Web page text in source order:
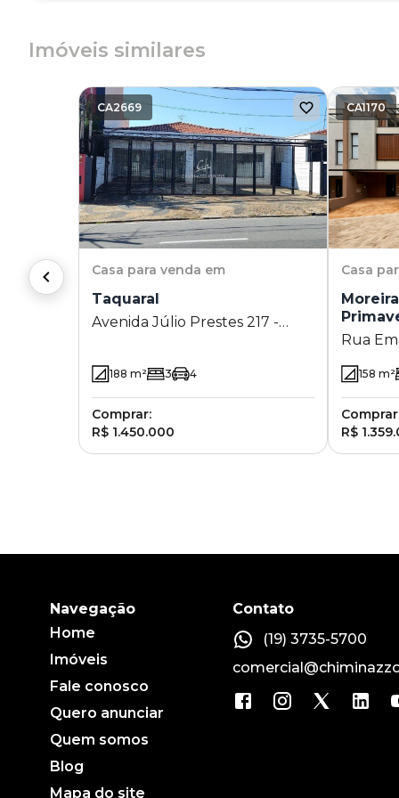
Imóveis similares
CA2669
Casa para venda em
Taquaral
Avenida Júlio Prestes 217 -
188 m² 3 4
Comprar:
R$ 1.450.000
CA1170
Casa
Rua
158 m²
R$
Navegação
Home
Imóveis
Fale conosco
Quero anunciar
Quem somos
Blog
Mapa do site
Contato
(19) 3735-5700